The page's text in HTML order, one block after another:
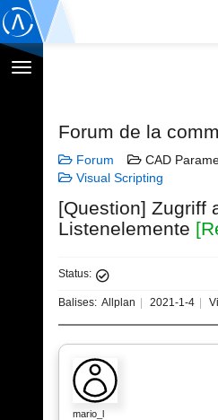
Afficher
Forum de la
Forum
CAD
Visual Scripting
[Question] Zugriff
Listenelemente
Status:
Balises: Allplan 2021-1-4
mario_l